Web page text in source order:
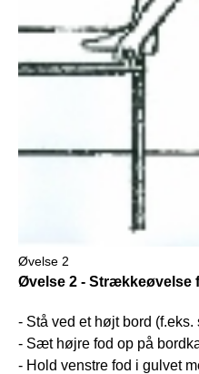
Øvelse 2
Øvelse 2 - Strækkeøvelse
- Stå ved et højt bord (f.eks.
- Sæt højre fod op på
- Hold venstre fod i gulvet